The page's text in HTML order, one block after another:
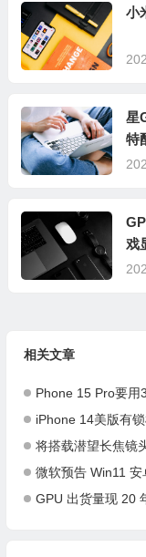
小
星
特
戏
相关文章
Phone 15 Pro要用
iPhone 14美版有
将搭载潜望长焦镜
微软预告 Win11 安卓
GPU 出货量现 20 年来